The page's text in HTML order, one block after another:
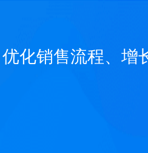
优化销售流程、增